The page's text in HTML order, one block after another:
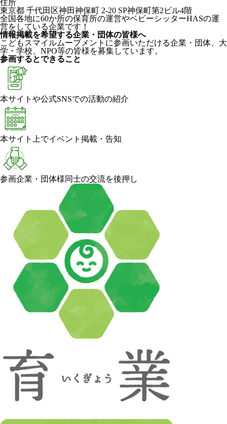
住所
東京都 千代田区神田神保町 2-20 SP神保町第2ビル4階
全国各地に60か所の保育所の運営やベビーシッターHASの運
営をしている企業です！
情報掲載を希望する企業・団体の皆様へ
こどもスマイルムーブメントに参画いただける企業・団体、大
学・学校、NPO等の皆様を募集しています。
参画するとできること
本サイトや公式SNSでの活動の紹介
本サイト上でイベント掲載・告知
参画企業・団体様同士の交流を後押し